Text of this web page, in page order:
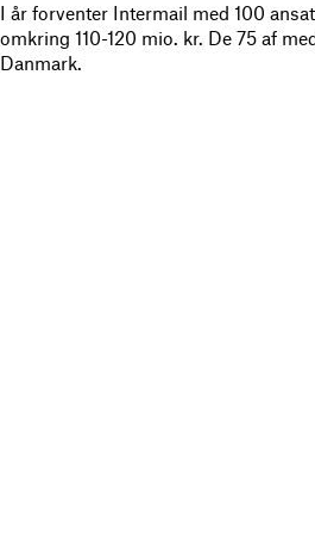
I år forventer Intermail med 100
omkring 110-120 mio. kr. De 75 af
Danmark.